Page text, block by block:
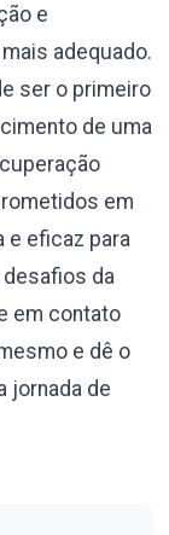
e
adequado.
ser o primeiro
de uma
em
e eficaz para
da
em contato
e dê o
jornada de